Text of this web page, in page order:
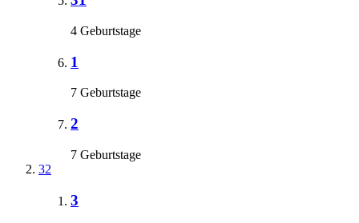
4 Geburtstage
1
7 Geburtstage
2
7 Geburtstage
32
3